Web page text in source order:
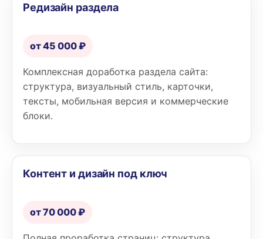
Редизайн раздела
от 45 000 ₽
Комплексная доработка раздела сайта:
структура, визуальный стиль, карточки,
тексты, мобильная версия и коммерческие
блоки.
Контент и дизайн под ключ
от 70 000 ₽